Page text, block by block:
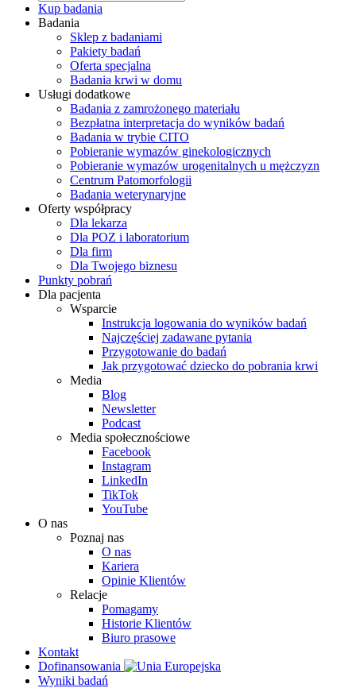
Kup badania
Badania
Sklep z badaniami
Pakiety badań
Oferta specjalna
Badania krwi w domu
Usługi dodatkowe
Badania z zamrożonego materiału
Bezpłatna interpretacja do wyników badań
Badania w trybie CITO
Pobieranie wymazów ginekologicznych
Pobieranie wymazów urogenitalnych u mężczyzn
Centrum Patomorfologii
Badania weterynaryjne
Oferty współpracy
Dla lekarza
Dla POZ i laboratorium
Dla firm
Dla Twojego biznesu
Punkty pobrań
Dla pacjenta
Wsparcie
Instrukcja logowania do wyników badań
Najczęściej zadawane pytania
Przygotowanie do badań
Jak przygotować dziecko do pobrania krwi
Media
Blog
Newsletter
Podcast
Media społecznościowe
Facebook
Instagram
LinkedIn
TikTok
YouTube
O nas
Poznaj nas
O nas
Kariera
Opinie Klientów
Relacje
Pomagamy
Historie Klientów
Biuro prasowe
Kontakt
Dofinansowania
Wyniki badań